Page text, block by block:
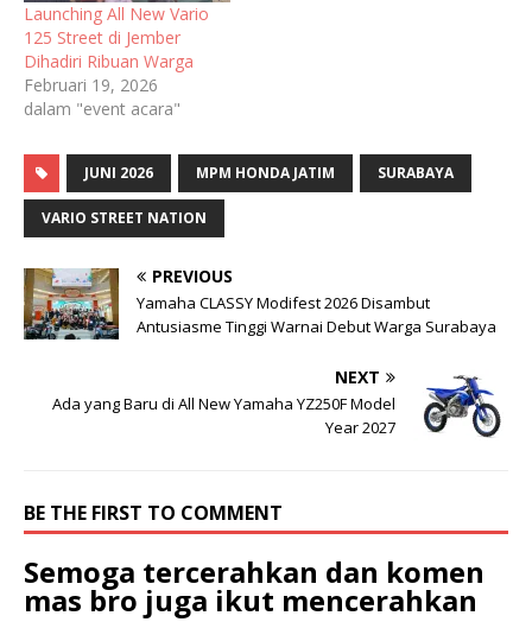
Launching All New Vario
125 Street di Jember
Dihadiri Ribuan Warga
Februari 19, 2026
dalam "event acara"
JUNI 2026 MPM HONDA JATIM SURABAYA
VARIO STREET NATION
PREVIOUS
Yamaha CLASSY Modifest 2026 Disambut
Antusiasme Tinggi Warnai Debut Warga Surabaya
NEXT
Ada yang Baru di All New Yamaha YZ250F Model
Year 2027
BE THE FIRST TO COMMENT
Semoga tercerahkan dan komen
mas bro juga ikut mencerahkan